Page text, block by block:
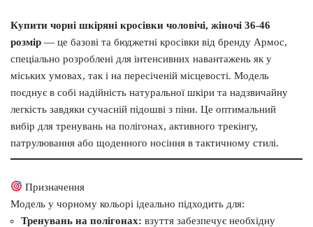
Купити чорні шкіряні кросівки чоловічі, жіночі 36-46
розмір — це базові та бюджетні кросівки від бренду Армос,
спеціально розроблені для інтенсивних навантажень як у
міських умовах, так і на пересіченій місцевості. Модель
поєднує в собі надійність натуральної шкіри та надзвичайну
легкість завдяки сучасній підошві з піни. Це оптимальний
вибір для тренувань на полігонах, активного трекінгу,
патрулювання або щоденного носіння в тактичному стилі.
Призначення
Модель у чорному кольорі ідеально підходить для:
Тренувань на полігонах: взуття забезпечує необхідну